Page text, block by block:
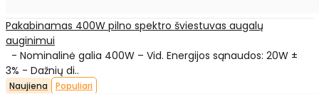
Pakabinamas 400W pilno spektro šviestuvas augalų
auginimui
- Nominalinė galia 400W – Vid. Energijos sąnaudos: 20W ±
3% - Dažnių di..
Naujiena Populiari